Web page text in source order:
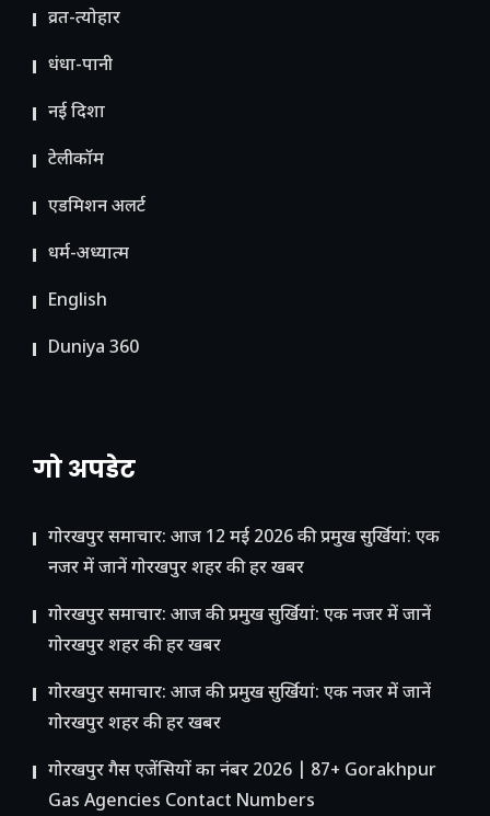
व्रत-त्योहार
धंधा-पानी
नई दिशा
टेलीकॉम
ए​डमिशन अलर्ट
धर्म-अध्यात्म
English
Duniya 360
गो अपडेट
गोरखपुर समाचार: आज 12 मई 2026 की प्रमुख सुर्खियां: एक
नजर में जानें गोरखपुर शहर की हर खबर
गोरखपुर समाचार: आज की प्रमुख सुर्खियां: एक नजर में जानें
गोरखपुर शहर की हर खबर
गोरखपुर समाचार: आज की प्रमुख सुर्खियां: एक नजर में जानें
गोरखपुर शहर की हर खबर
गोरखपुर गैस एजेंसियों का नंबर 2026 | 87+ Gorakhpur
Gas Agencies Contact Numbers